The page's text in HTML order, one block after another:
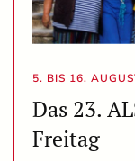
5. BIS 16.
Das 23.
Freitag